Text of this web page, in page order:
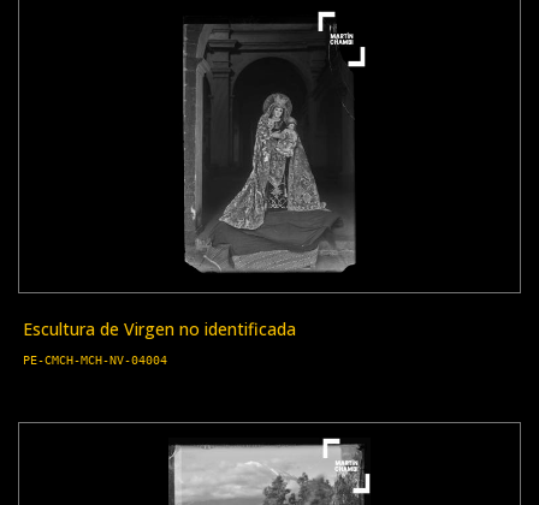
Escultura de Virgen no identificada
PE-CMCH-MCH-NV-04004